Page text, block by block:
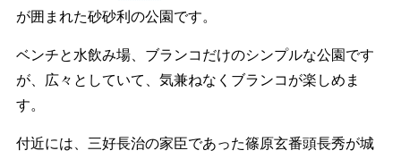
が囲まれた砂砂利の公園です。
ベンチと水飲み場、ブランコだけのシンプルな公園です
が、広々としていて、気兼ねなくブランコが楽しめま
す。
付近には、三好長治の家臣であった篠原玄番頭長秀が城